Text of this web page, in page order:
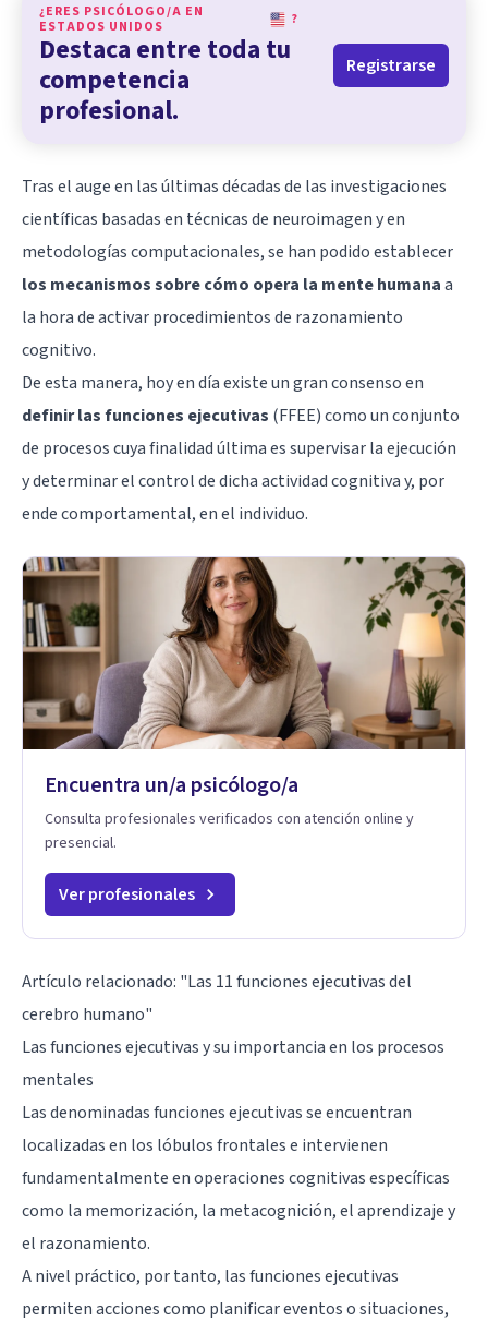
¿ERES PSICÓLOGO/A EN
ESTADOS UNIDOS
?
Destaca entre toda tu
competencia
profesional.
Registrarse
Tras el auge en las últimas décadas de las investigaciones
científicas basadas en técnicas de neuroimagen y en
metodologías computacionales, se han podido establecer
los mecanismos sobre cómo opera la mente humanaa
la hora de activar procedimientos de razonamiento
cognitivo.
De esta manera, hoy en día existe un gran consenso en
definir las funciones ejecutivas (FFEE) como un conjunto
de procesos cuya finalidad última es supervisar la ejecución
y determinar el control de dicha actividad cognitiva y, por
ende comportamental, en el individuo.
Encuentra un/a psicólogo/a
Consulta profesionales verificados con atención online y
presencial.
Ver profesionales
Artículo relacionado: "Las 11 funciones ejecutivas del
cerebro humano"
Las funciones ejecutivas y su importancia en los procesos
mentales
Las denominadas funciones ejecutivas se encuentran
localizadas en los lóbulos frontalese intervienen
fundamentalmente en operaciones cognitivas específicas
como la memorización, la metacognición, el aprendizaje y
el razonamiento.
A nivel práctico, por tanto, las funciones ejecutivas
permiten acciones como planificar eventos o situaciones,